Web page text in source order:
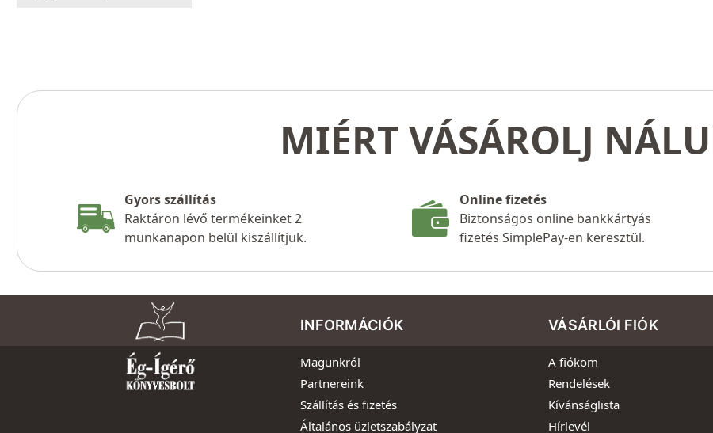
MIÉRT VÁSÁROLJ
Gyors szállítás
Raktáron lévő termékeinket 2
munkanapon belül kiszállítjuk.
Online fizetés
Biztonságos online bankkártyás
fizetés SimplePay-en keresztül.
INFORMÁCIÓK
Magunkról
Partnereink
Szállítás és fizetés
Általános üzletszabályzat
VÁSÁRLÓI FIÓK
A fiókom
Rendelések
Kívánságlista
Hírlevél